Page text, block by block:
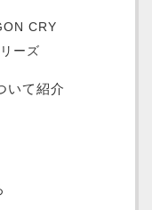
CRY
ーズ
いて紹介